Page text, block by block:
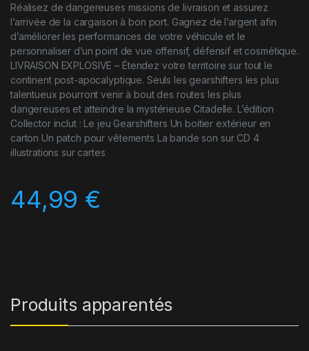
Réalisez de dangereuses missions de livraison et assurez
l’arrivée de la cargaison à bon port. Gagnez de l’argent afin
d’améliorer les performances de votre véhicule et le
personnaliser d’un point de vue offensif, défensif et cosmétique.
LIVRAISON EXPLOSIVE – Étendez votre territoire sur tout le
continent post-apocalyptique. Seuls les gearshifters les plus
talentueux pourront venir à bout des routes les plus
dangereuses et atteindre la mystérieuse Citadelle. L’édition
Collector inclut : Le jeu Gearshifters Un boitier extérieur en
carton Un patch pour vêtements La bande son sur CD 4
illustrations sur cartes
44,99 €
Produits apparentés